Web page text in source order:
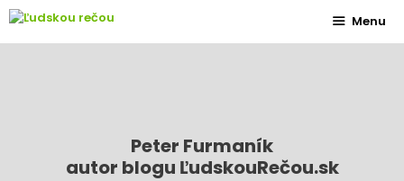
Preskočiť
Menu
Peter Furmaník
autor blogu ĽudskouRečou.sk